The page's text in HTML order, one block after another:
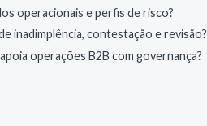
operacionais e perfis de risco?
inadimplência, contestação e revisão?
operações B2B com governança?